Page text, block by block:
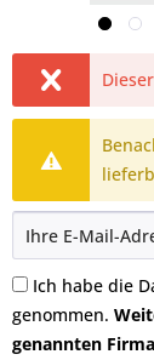
Ich habe die
genommen.
genannten